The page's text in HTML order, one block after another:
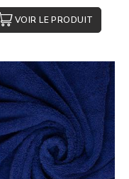
VOIR LE PRODUIT